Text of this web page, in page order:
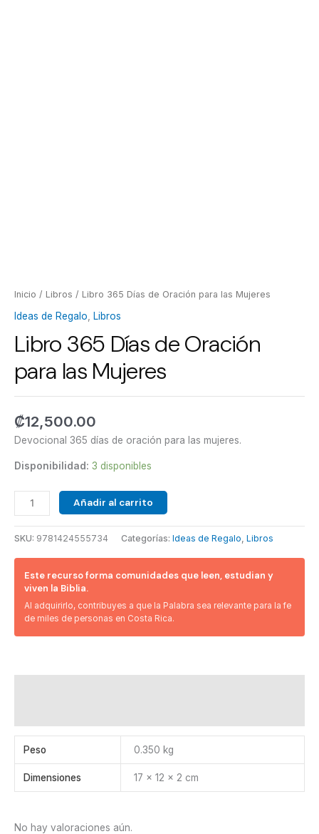
Inicio / Libros / Libro 365 Días de Oración para las Mujeres
Ideas de Regalo Libros
Libro 365 Días de Oración
para las Mujeres
₡12,500.00
Devocional 365 días de oración para las mujeres.
Disponibilidad: 3 disponibles
Añadir al carrito
SKU: 9781424555734 Categorías: Ideas de Regalo Libros
Este recurso forma comunidades que leen, estudian y
viven la Biblia.
Al adquirirlo, contribuyes a que la Palabra sea relevante para la fe
de miles de personas en Costa Rica.
Peso 0.350 kg
Dimensiones 17 × 12 × 2 cm
No hay valoraciones aún.